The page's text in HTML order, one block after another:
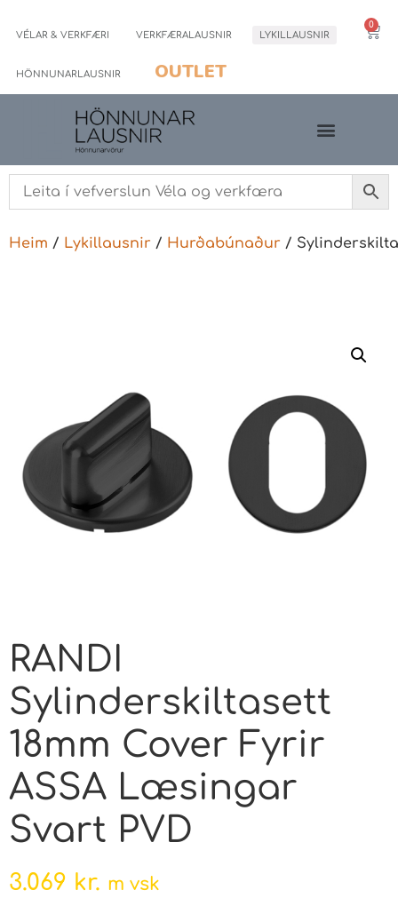
VÉLAR & VERKFÆRI VERKFÆRALAUSNIR LYKILLAUSNIR
HÖNNUNARLAUSNIR OUTLET
0
Heim / Lykillausnir / Hurðabúnaður /
RANDI
Sylinderskiltasett
18mm Cover Fyrir
ASSA Læsingar
Svart PVD
3.069 kr. m vsk